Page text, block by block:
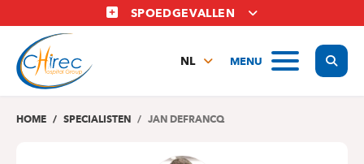
en
naar
inhoud
SPOEDGEVALLEN
MENU
NL
EN
HOME SPECIALISTEN JAN DEFRANCQ